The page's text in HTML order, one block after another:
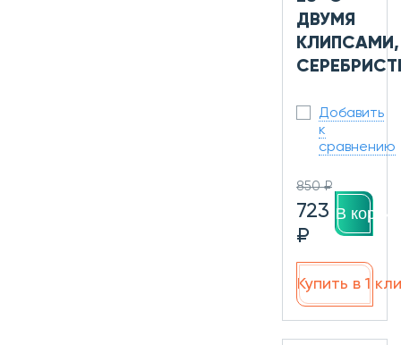
ДВУМЯ
КЛИПСАМИ,
Добавить
к
сравнению
850 ₽
723
₽
В
Купить в 1